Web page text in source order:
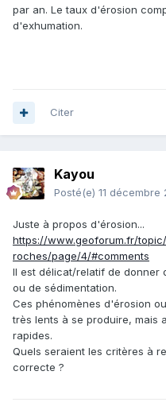
par an. Le taux d'érosion
d'exhumation.
Citer
Kayou
Posté(e) 11 décembre
Juste à propos d'érosion...
https://www.geoforum.fr/
roches/page/4/#comments
Il est délicat/relatif de donner
ou de sédimentation.
Ces phénomènes d'érosion
très lents à se produire, mais
rapides.
Quels seraient les critères à
correcte ?